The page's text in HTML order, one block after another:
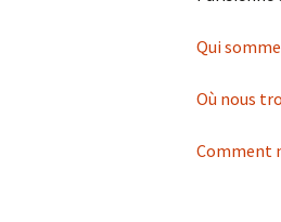
Qui
Où nous
Comment